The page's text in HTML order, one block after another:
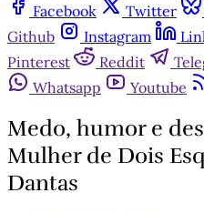
Facebook
Twitter
Github
Instagram
Pinterest
Reddit
Whatsapp
Youtube
Medo, humor e
Mulher de Dois
Dantas